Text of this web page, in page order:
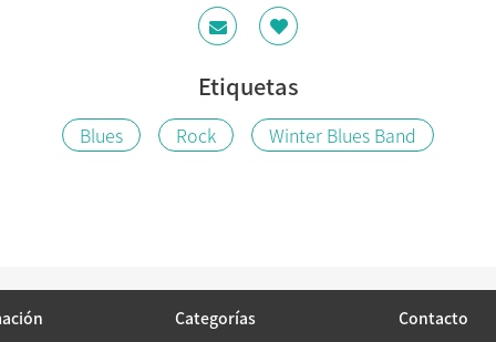
Etiquetas
Blues Rock Winter Blues Band
Categorías Contacto